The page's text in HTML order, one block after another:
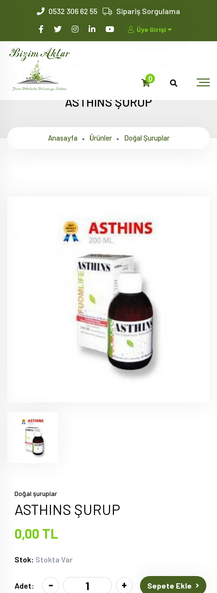
0532 306 62 55 Sipariş Sorgulama
Üye Girişi
0
ASTHINS ŞURUP
Anasayfa Ürünler Doğal Şuruplar
Doğal şuruplar
ASTHINS ŞURUP
0,00 TL
Stok: Stokta Var
Adet: - + Sepete Ekle